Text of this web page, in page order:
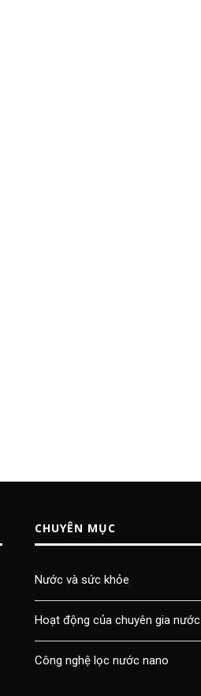
CHUYÊN MỤC
Nước và sức khỏe
Hoạt động của chuyên gia nước
Công nghệ lọc nước nano